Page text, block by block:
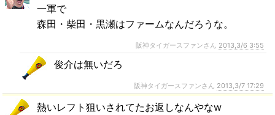
一軍で
森田・柴田・黒瀬はファームなんだろうな。
阪神タイガースファンさん 2013,3/6 3:55
俊介は無いだろ
阪神タイガースファンさん 2013,3/7 17:29
熱いレフト狙いされてたお返しなんやなw